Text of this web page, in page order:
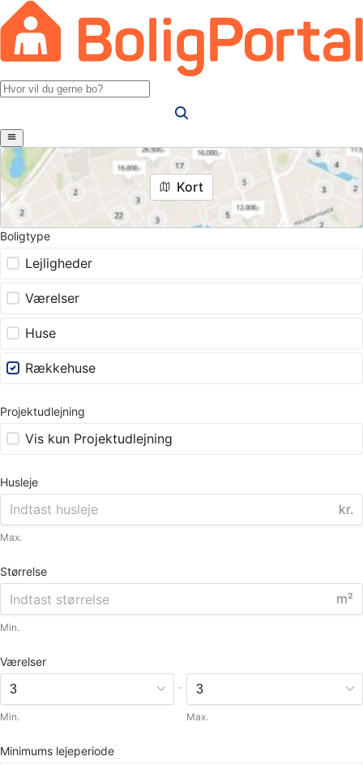
Kort
Boligtype
Lejligheder
Værelser
Huse
Rækkehuse
Projektudlejning
Vis kun Projektudlejning
Husleje
kr.
Max.
Størrelse
m²
Min.
Værelser
Min.
-
Max.
Minimums lejeperiode